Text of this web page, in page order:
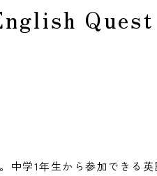
Quest
学1年生から参加できる